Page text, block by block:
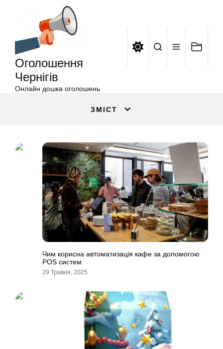
Оголошення
Чернігів
Онлайн дошка оголошень
ЗМІСТ
Чим корисна автоматизація кафе за допомогою
POS систем
29 Травня, 2025